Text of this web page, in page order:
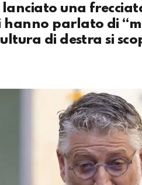
una
hanno parlato di
di destra si